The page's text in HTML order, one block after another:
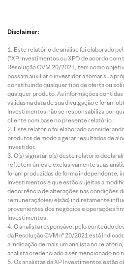
Disclaimer:
Este relatório de análise foi elaborado
(“XP Investimentos ou XP”) de acordo
Resolução CVM 20/2021, tem como
possam auxiliar o investidor a tomar sua
constituindo qualquer tipo de oferta ou
qualquer produto. As informações
válidas na data de sua divulgação e foram
Investimentos não se responsabiliza por
cliente com base no presente relatório.
Este relatório foi elaborado
produtos de modo a gerar resultados de
investidor.
O(s) signatário(s) deste relatório
refletem única e exclusivamente suas
foram produzidas de forma independente,
Investimentos e que estão sujeitas a
decorrência de alterações nas condições
remuneração(es) é(são) indiretamente
provenientes dos negócios e operações
Investimentos.
O analista responsável pelo conteúdo
da Resolução CVM nº 20/2021 está
a indicação de mais um analista no
analista credenciado a ser mencionado no
Os analistas da XP Investimentos estão